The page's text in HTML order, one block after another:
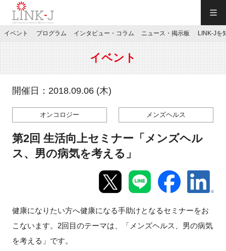
JP／EN
特別会員専用メニュー
施設ご予約
マイページ
新規登録
イベント プログラム インタビュー・コラム ニュース・掲示板 LINK-Jを
イベント
開催日：2018.09.06 (木)
オンコロジー メンズヘルス
第2回 生活向上セミナー「メンズヘル
ス、男の病気を考える」
健康になりたい方へ健康になる手助けとなるセミナーをお
こないます。2回目のテーマは、「メンズヘルス、男の病気
を考える」です。